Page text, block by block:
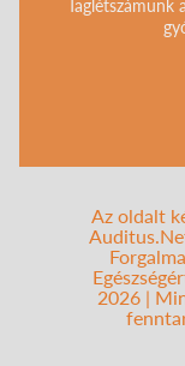
Az oldalt
2026 |